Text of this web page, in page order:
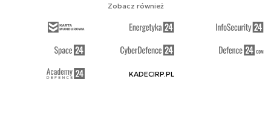
Zobacz również
KADECIRP.PL